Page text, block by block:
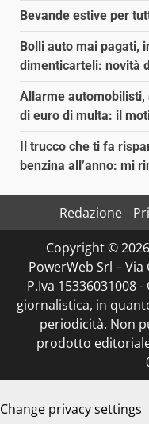
Bevande estive per
Bolli auto mai pagati,
dimenticarteli: novità
Allarme
di euro di multa: il
Il trucco che ti fa
benzina all’anno: mi
Redazione
Copyright ©
PowerWeb Srl – Via
P.Iva 15336031008
giornalistica, in
periodicità. Non
prodotto
Change privacy settings